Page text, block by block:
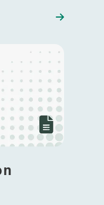
Security Policy